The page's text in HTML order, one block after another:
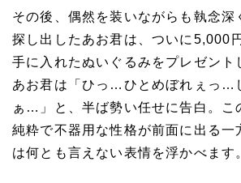
その後、偶然を装いながらも執念深
探し出したあお君は、ついに5,000
手に入れたぬいぐるみをプレゼント
あお君は「ひっ…ひとめぼれぇっ…
ぁ…」と、半ば勢い任せに告白。こ
純粋で不器用な性格が前面に出る一
は何とも言えない表情を浮かべます